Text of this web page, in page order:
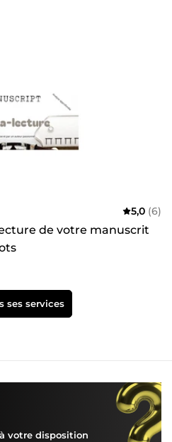
5,0 (6)
de votre manuscrit
ses services
votre disposition